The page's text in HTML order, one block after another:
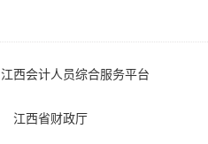
江西会计人员综合服务平台
江西省财政厅